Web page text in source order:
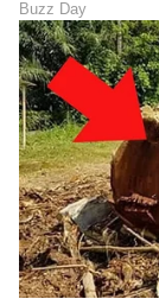
ರಾಜ್‌ ನ್ಯೂಸ್‌
ಡಿಜಿಟಲ್‌
ಕ್ರೀಡೆ,
ಜೀವಾಳ.
ಕ್ರಿಕೆಟ್ ಐಪಿಎಲ್